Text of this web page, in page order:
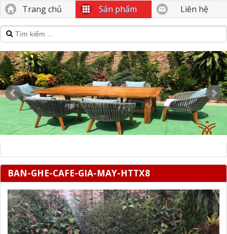
Trang chủ Sản phẩm Liên hệ
BAN-GHE-CAFE-GIA-MAY-HTTX8